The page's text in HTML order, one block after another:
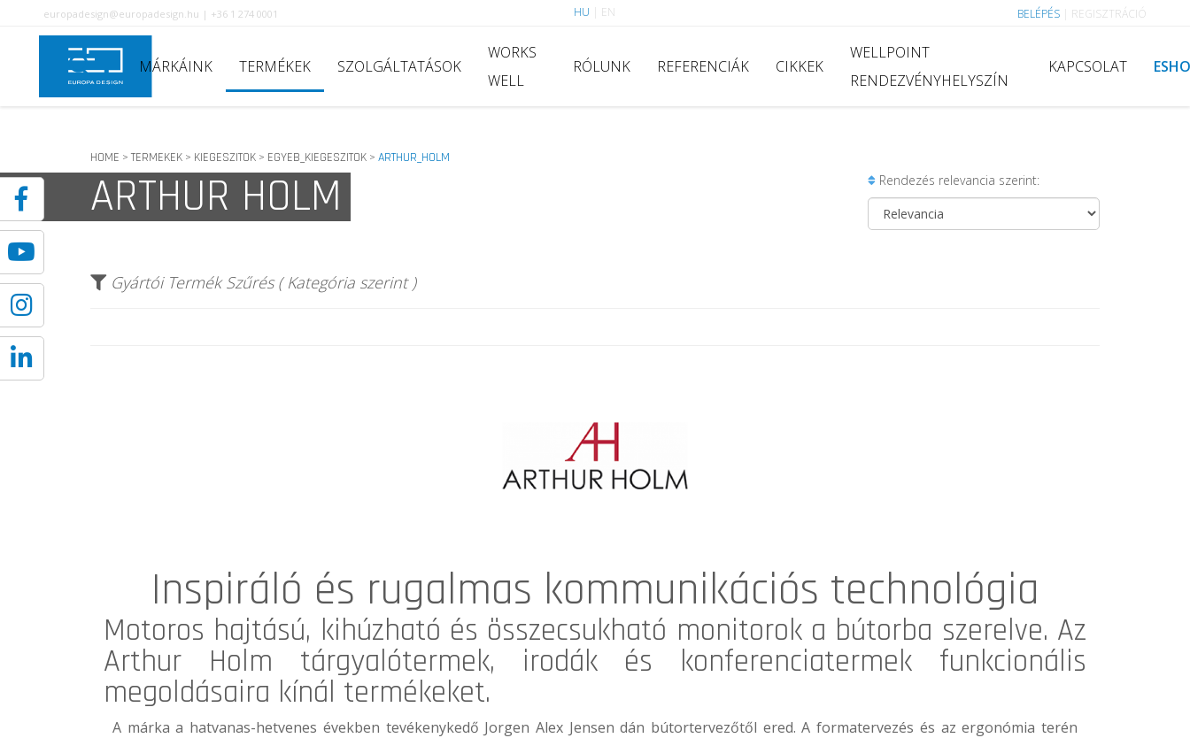
europadesign@europadesign.hu | +36 1 274 0001 HU EN BELÉPÉS REGISZTRÁCIÓ
MÁRKÁINK TERMÉKEK SZOLGÁLTATÁSOK
WORKS
WELL
RÓLUNK REFERENCIÁK CIKKEK
WELLPOINT
RENDEZVÉNYHELYSZÍN
KAPCSOLAT
HOME > TERMEKEK > KIEGESZITOK > EGYEB_KIEGESZITOK > ARTHUR_HOLM
ARTHUR HOLM Rendezés relevancia szerint:
Gyártói Termék Szűrés ( Kategória szerint )
Inspiráló és rugalmas kommunikációs technológia
Motoros hajtású, kihúzható és összecsukható monitorok a bútorba szerelve. Az
Arthur Holm tárgyalótermek, irodák és konferenciatermek funkcionális
megoldásaira kínál termékeket.
A márka a hatvanas-hetvenes években tevékenykedő Jorgen Alex Jensen dán bútortervezőtől ered. A formatervezés és az ergonómia terén